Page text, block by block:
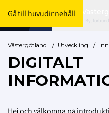
Gå till huvudinnehåll
Byt förbund
Västergötland / Utveckling /
DIGITALT
Hej och välkomna på